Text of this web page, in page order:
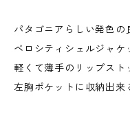
パタゴニアらしい発色の
ベロシティシェルジャケ
軽くて薄手のリップスト
左胸ポケットに収納出来